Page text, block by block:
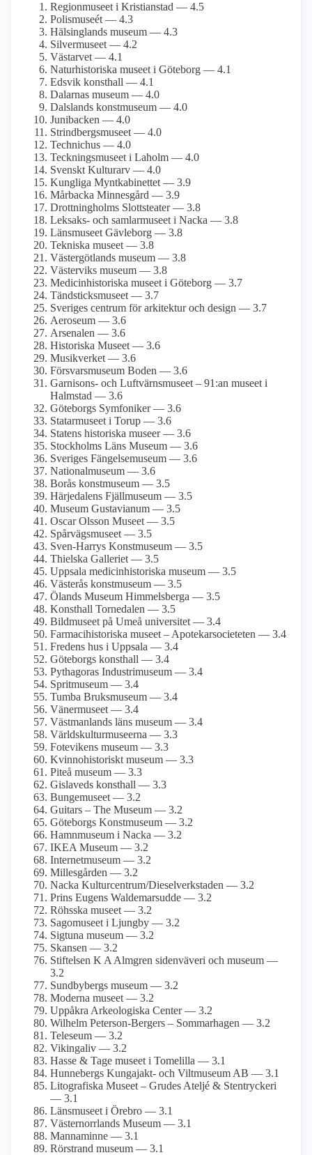
Regionmuseet i Kristianstad — 4.5
Polismuseét — 4.3
Hälsinglands museum — 4.3
Silvermuseet — 4.2
Västarvet — 4.1
Naturhistoriska museet i Göteborg — 4.1
Edsvik konsthall — 4.1
Dalarnas museum — 4.0
Dalslands konstmuseum — 4.0
Junibacken — 4.0
Strindbergs­museet — 4.0
Technichus — 4.0
Teckningsmuseet i Laholm — 4.0
Svenskt Kulturarv — 4.0
Kungliga Mynt­kabinettet — 3.9
Mårbacka Minnesgård — 3.9
Drottning­holms Slottsteater — 3.8
Leksaks- och samlar­museet i Nacka — 3.8
Länsmuseet Gävleborg — 3.8
Tekniska museet — 3.8
Västergötlands museum — 3.8
Västerviks museum — 3.8
Medicinhistoriska museet i Göteborg — 3.7
Tändsticks­museet — 3.7
Sveriges centrum för arkitektur och design — 3.7
Aeroseum — 3.6
Arsenalen — 3.6
Historiska Museet — 3.6
Musikverket — 3.6
Försvars­museum Boden — 3.6
Garnisons- och Luftvärns­museet – 91:an museet i
Halmstad — 3.6
Göteborgs Symfoniker — 3.6
Statarmuseet i Torup — 3.6
Statens historiska museer — 3.6
Stockholms Läns Museum — 3.6
Sveriges Fängelsemuseum — 3.6
National­museum — 3.6
Borås konstmuseum — 3.5
Härjedalens Fjällmuseum — 3.5
Museum Gustavianum — 3.5
Oscar Olsson Museet — 3.5
Spårvägsmuseet — 3.5
Sven-Harrys Konstmuseum — 3.5
Thielska Galleriet — 3.5
Uppsala medicinhistoriska museum — 3.5
Västerås konstmuseum — 3.5
Ölands Museum Himmelsberga — 3.5
Konsthall Tornedalen — 3.5
Bildmuseet på Umeå universitet — 3.4
Farmaci­historiska museet – Apotekar­societeten — 3.4
Fredens hus i Uppsala — 3.4
Göteborgs konsthall — 3.4
Pythagoras Industrimuseum — 3.4
Spritmuseum — 3.4
Tumba Bruksmuseum — 3.4
Vänermuseet — 3.4
Västmanlands läns museum — 3.4
Världskultur­museerna — 3.3
Fotevikens museum — 3.3
Kvinnohistoriskt museum — 3.3
Piteå museum — 3.3
Gislaveds konsthall — 3.3
Bungemuseet — 3.2
Guitars – The Museum — 3.2
Göteborgs Konstmuseum — 3.2
Hamnmuseum i Nacka — 3.2
IKEA Museum — 3.2
Internet­museum — 3.2
Millesgården — 3.2
Nacka Kulturcentrum/­Dieselverkstaden — 3.2
Prins Eugens Waldemarsudde — 3.2
Röhsska museet — 3.2
Sagomuseet i Ljungby — 3.2
Sigtuna museum — 3.2
Skansen — 3.2
Stiftelsen K A Almgren sidenväveri och museum —
3.2
Sundbybergs museum — 3.2
Moderna museet — 3.2
Uppåkra Arkeologiska Center — 3.2
Wilhelm Peterson-Bergers – Sommarhagen — 3.2
Teleseum — 3.2
Vikingaliv — 3.2
Hasse & Tage museet i Tomelilla — 3.1
Hunnebergs Kungajakt- och Viltmuseum AB — 3.1
Litografiska Museet – Grudes Ateljé & Stentryckeri
— 3.1
Länsmuseet i Örebro — 3.1
Västernorrlands Museum — 3.1
Mannaminne — 3.1
Rörstrand museum — 3.1